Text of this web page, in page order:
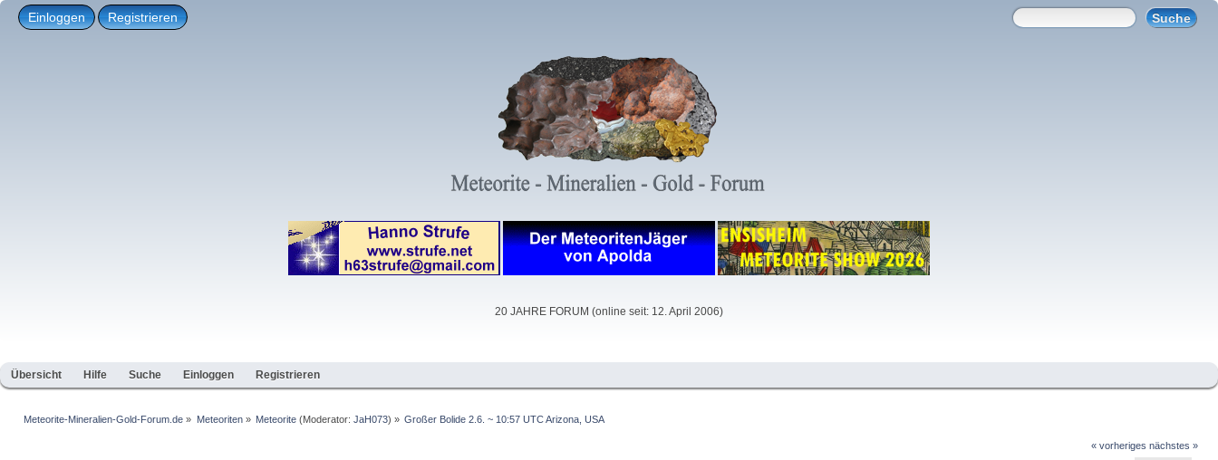
Einloggen Registrieren
20 JAHRE FORUM (online seit: 12. April 2006)
Übersicht Hilfe Suche Einloggen Registrieren
Meteorite-Mineralien-Gold-Forum.de » Meteoriten» Meteorite(Moderator: JaH073) » Großer Bolide 2.6. ~ 10:57 UTC Arizona, USA
« vorheriges nächstes »